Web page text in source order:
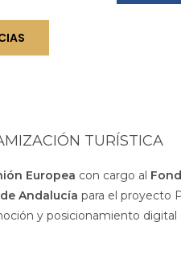
TURÍSTICA
Europea con cargo al
Andalucía para el proyecto
y posicionamiento